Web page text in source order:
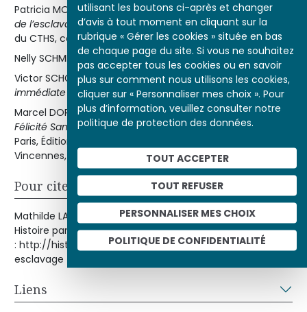
utilisant les boutons ci-après et changer
d’avis à tout moment en cliquant sur la
rubrique « Gérer les cookies » située en bas
de chaque page du site. Si vous ne souhaitez
pas accepter tous les cookies ou en savoir
plus sur comment nous utilisons les cookies,
cliquer sur « Personnaliser mes choix ». Pour
plus d’information, veuillez consulter notre
politique de protection des données.
TOUT ACCEPTER
TOUT REFUSER
PERSONNALISER MES CHOIX
POLITIQUE DE CONFIDENTIALITÉ
Patricia MOTYLEWSKI, La Société française pour l’abolition
de l’esclavage (1834-1850), préface de L. Abénon, Éditions
du CTHS, coll. « Format », 1998.
Nelly SCHMIDT,Victor Schœlcher, Paris, Fayard, 1994.
Victor SCHŒLCHER,Des colonies françaises. Abolition
immédiate de l’esclavage, Paris, Éditeur Pagnerre, 1842.
Marcel DORIGNY, Les Abolitions de l’esclavage. De Léon-
Félicité Santonax à Victor Schœlcher. 1793/1794-1848
Paris, Éditions de l’Unesco et Presses universitaires de
Vincennes, 1995 (rééd. 1998).
Pour citer cet article
Mathilde LARRÈRE, « La IIe République abolit l’esclavage »,
Histoire par l'image [en ligne], consulté le 10/08/2026. URL
: http://histoire-image.org/etudes/iie-republique-abolit-
esclavage
Liens